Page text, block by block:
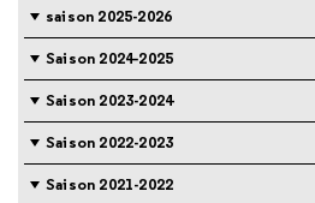
saison 2025-2026
Saison 2024-2025
Saison 2023-2024
Saison 2022-2023
Saison 2021-2022